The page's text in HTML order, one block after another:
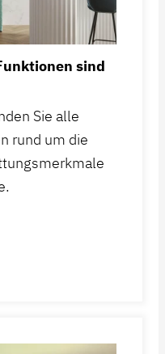
sind
Sie alle
rund um die